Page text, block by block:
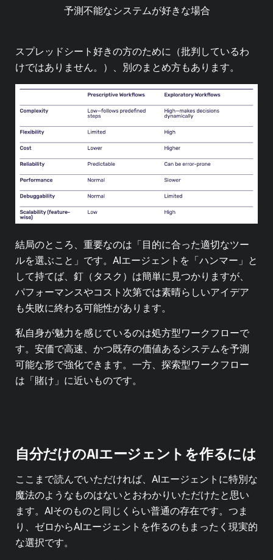
予測不能なシステムが好きな場合
スプレッドシート好きの方のために（批判しているわ
けではありません。）、別のまとめ方もあります。
結局のところ、重要なのは「目的に合った適切なツー
ルを選ぶこと」です。AIエージェントを「ハンマー」と
して持てば、釘（タスク）は簡単に見つかりますが、
パフォーマンスやコスト次第では素晴らしいアイデア
も失敗に終わる可能性があります。
私自身が魅力を感じているのは処方型ワークフローで
す。安価で高速、かつ既存の価値あるシステムを予測
可能な形で強化できます。一方、探索型ワークフロー
は「賭け」に近いものです。
自分だけのAIエージェントを作るには
ここまで読んでいただければ、AIエージェントに特別な
魔法のようなものはないとおわかりいただけたと思い
ます。AIそのものと同じくらい普通の存在です。つま
り、ゼロからAIエージェントを作るのもまったく現実的
な選択です。